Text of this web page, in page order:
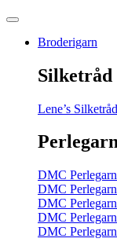
Broderigarn
Silketråd
Lene’s Silketråd
DMC
DMC
DMC
DMC
DMC